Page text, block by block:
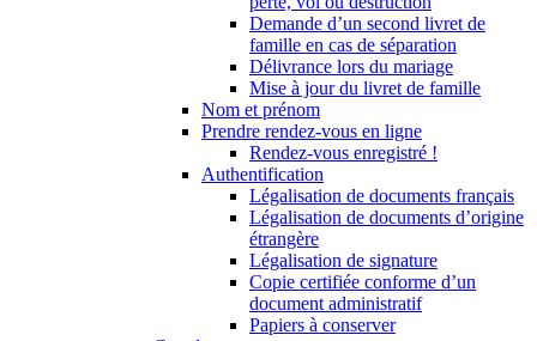
Demande d’un second livret de
famille en cas de séparation
Délivrance lors du mariage
Mise à jour du livret de famille
Nom et prénom
Prendre rendez-vous en ligne
Rendez-vous enregistré !
Authentification
Légalisation de documents français
Légalisation de documents d’origine
étrangère
Légalisation de signature
Copie certifiée conforme d’un
document administratif
Papiers à conserver